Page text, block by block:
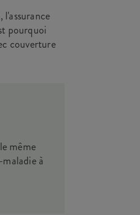
pourquoi
couverture
même
à